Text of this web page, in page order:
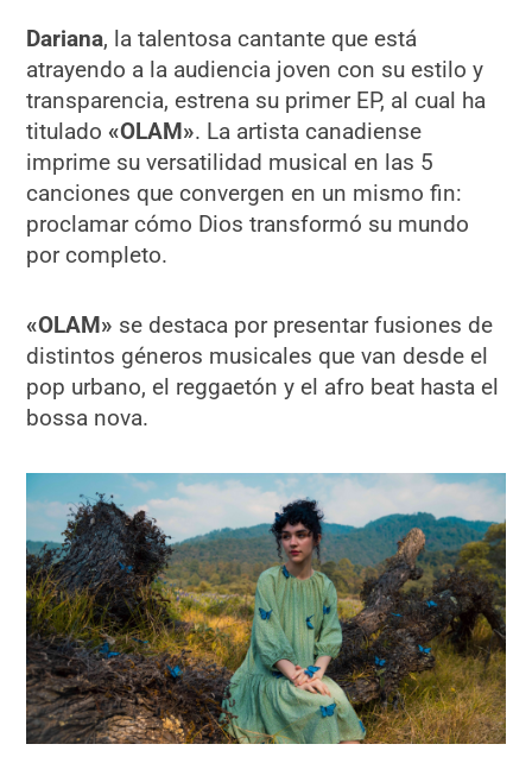
Dariana, la talentosa cantante que está
atrayendo a la audiencia joven con su estilo y
transparencia, estrena su primer EP, al cual ha
titulado «OLAM». La artista canadiense
imprime su versatilidad musical en las 5
canciones que convergen en un mismo fin:
proclamar cómo Dios transformó su mundo
por completo.
«OLAM» se destaca por presentar fusiones de
distintos géneros musicales que van desde el
pop urbano, el reggaetón y el afro beat hasta el
bossa nova.